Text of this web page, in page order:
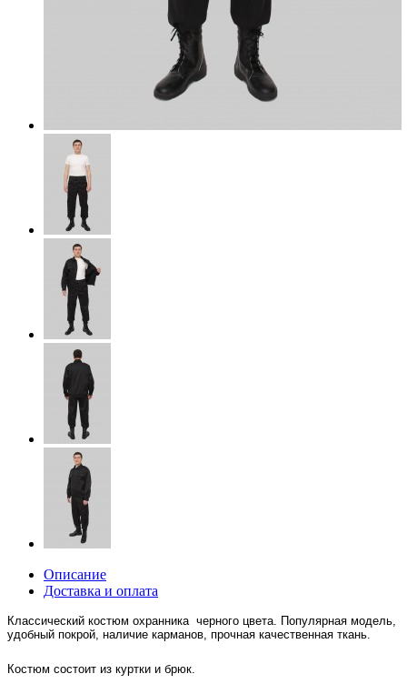
Описание
Доставка и оплата
Классический костюм охранника черного цвета. Популярная модель,
удобный покрой, наличие карманов, прочная качественная ткань.
Костюм состоит из куртки и брюк.